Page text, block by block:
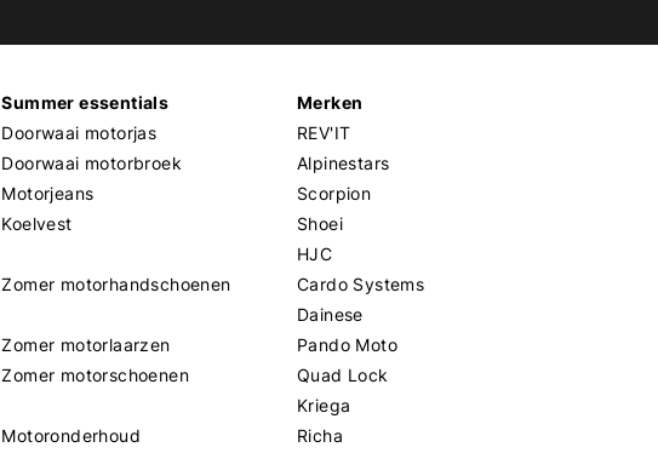
Summer essentials
Doorwaai motorjas
Doorwaai motorbroek
Motorjeans
Koelvest
Zomer motorhandschoenen
Zomer motorlaarzen
Zomer motorschoenen
Motoronderhoud
Merken
REV'IT
Alpinestars
Scorpion
Shoei
HJC
Cardo Systems
Dainese
Pando Moto
Quad Lock
Kriega
Richa